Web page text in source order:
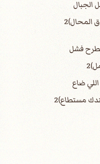
الجبال
المحال)2
ضاع
مستطاع)2